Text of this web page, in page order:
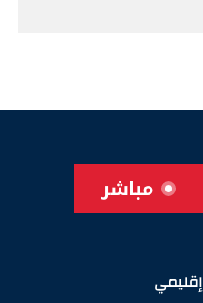
مباشر
إقليمي